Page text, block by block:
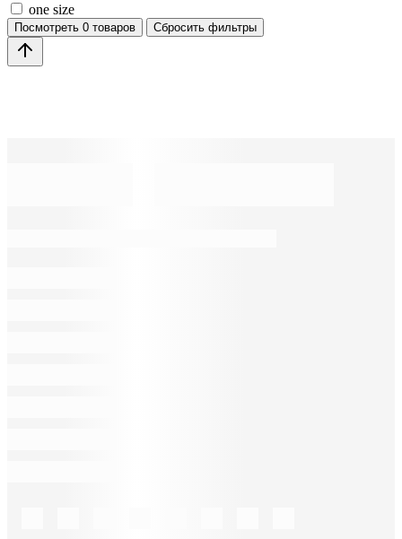
one size
Посмотреть 0 товаров Сбросить фильтры